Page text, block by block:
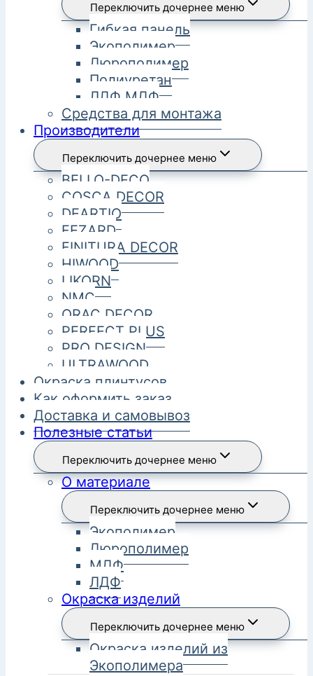
Переключить дочернее меню
Гибкая панель
Экополимер
Дюрополимер
Полиуретан
ЛДФ МДФ
Средства для монтажа
Производители
Переключить дочернее меню
BELLO-DECO
COSCA DECOR
DEARTIO
FEZARD
FINITURA DECOR
HIWOOD
LIKORN
NMC
ORAC DECOR
PERFECT PLUS
PRO DESIGN
ULTRAWOOD
Окраска плинтусов
Как оформить заказ
Доставка и самовывоз
Полезные статьи
Переключить дочернее меню
О материале
Переключить дочернее меню
Экополимер
Дюрополимер
МДФ
ЛДФ
Окраска изделий
Переключить дочернее меню
Окраска изделий из
Экополимера